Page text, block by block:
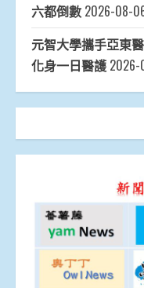
六都倒數 2026-08-
元智大學攜手亞東
化身一日醫護